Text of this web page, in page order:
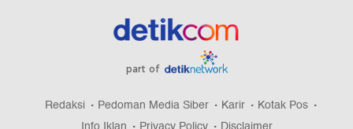
part of
Redaksi Pedoman Media Siber Karir
Kotak Pos